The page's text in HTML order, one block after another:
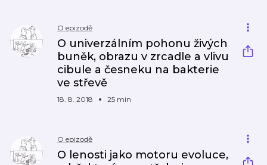
O epizodě
O univerzálním pohonu živých
buněk, obrazu v zrcadle a vlivu
cibule a česneku na bakterie
ve střevě
18. 8. 2018 25 min
O epizodě
O lenosti jako motoru evoluce,